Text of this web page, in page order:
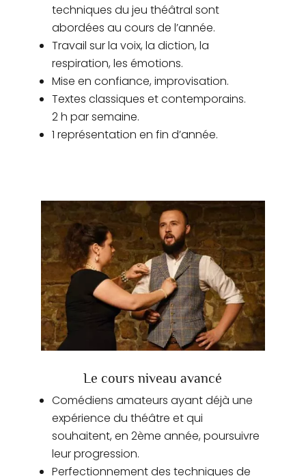
techniques du jeu théâtral sont
abordées au cours de l’année.
Travail sur la voix, la diction, la
respiration, les émotions.
Mise en confiance, improvisation.
Textes classiques et contemporains.
2 h par semaine.
1 représentation en fin d’année.
Le cours niveau avancé
Comédiens amateurs ayant déjà une
expérience du théâtre et qui
souhaitent, en 2ème année, poursuivre
leur progression.
Perfectionnement des techniques de